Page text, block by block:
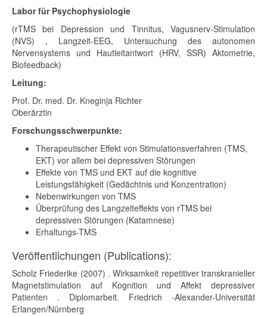
Labor für Psychophysiologie
(rTMS bei Depression und Tinnitus, Vagusnerv-Stimulation
(NVS) , Langzeit-EEG, Untersuchung des autonomen
Nervensystems und Hautleitantwort (HRV, SSR) Aktometrie,
Biofeedback)
Leitung:
Prof. Dr. med. Dr. Kneginja Richter
Oberärztin
Forschungsschwerpunkte:
Therapeutischer Effekt von Stimulationsverfahren (TMS,
EKT) vor allem bei depressiven Störungen
Effekte von TMS und EKT auf die kognitive
Leistungsfähigkeit (Gedächtnis und Konzentration)
Nebenwirkungen von TMS
Überprüfung des Langzeiteffekts von rTMS bei
depressiven Störungen (Katamnese)
Erhaltungs-TMS
Veröffentlichungen (Publications):
Scholz Friederike (2007) . Wirksamkeit repetitiver transkranieller
Magnetstimulation auf Kognition und Affekt depressiver
Patienten . Diplomarbeit. Friedrich -Alexander-Universität
Erlangen/Nürnberg